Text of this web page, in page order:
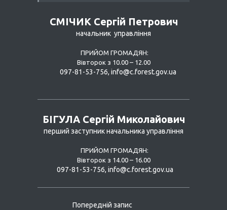
СМІЧИК Сергій Петрович
начальник управління
ПРИЙОМ ГРОМАДЯН:
Вівторок з 10.00 – 12.00
097-81-53-756, info@c.forest.gov.ua
БІГУЛА Сергій Миколайович
перший заступник начальника управління
ПРИЙОМ ГРОМАДЯН:
Вівторок з 14.00 – 16.00
097-81-53-756, info@c.forest.gov.ua
Попередній запис